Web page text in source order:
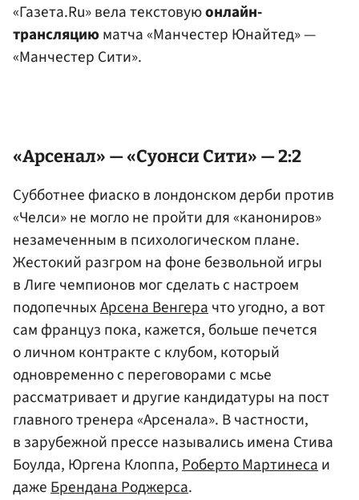
«Газета.Ru» вела текстовуюонлайн-
трансляциюматча «Манчестер Юнайтед» —
«Манчестер Сити».
«Арсенал» — «Суонси Сити» — 2:2
Субботнее фиаско в лондонском дерби против
«Челси» не могло не пройти для «канониров»
незамеченным в психологическом плане.
Жестокий разгром на фоне безвольной игры
в Лиге чемпионов мог сделать с настроем
подопечныхАрсена Венгерачто угодно, а вот
сам француз пока, кажется, больше печется
о личном контракте с клубом, который
одновременно с переговорами с мсье
рассматривает и другие кандидатуры на пост
главного тренера «Арсенала». В частности,
в зарубежной прессе назывались имена Стива
Боулда, Юргена Клоппа,Роберто Мартинесаи
дажеБрендана Роджерса.